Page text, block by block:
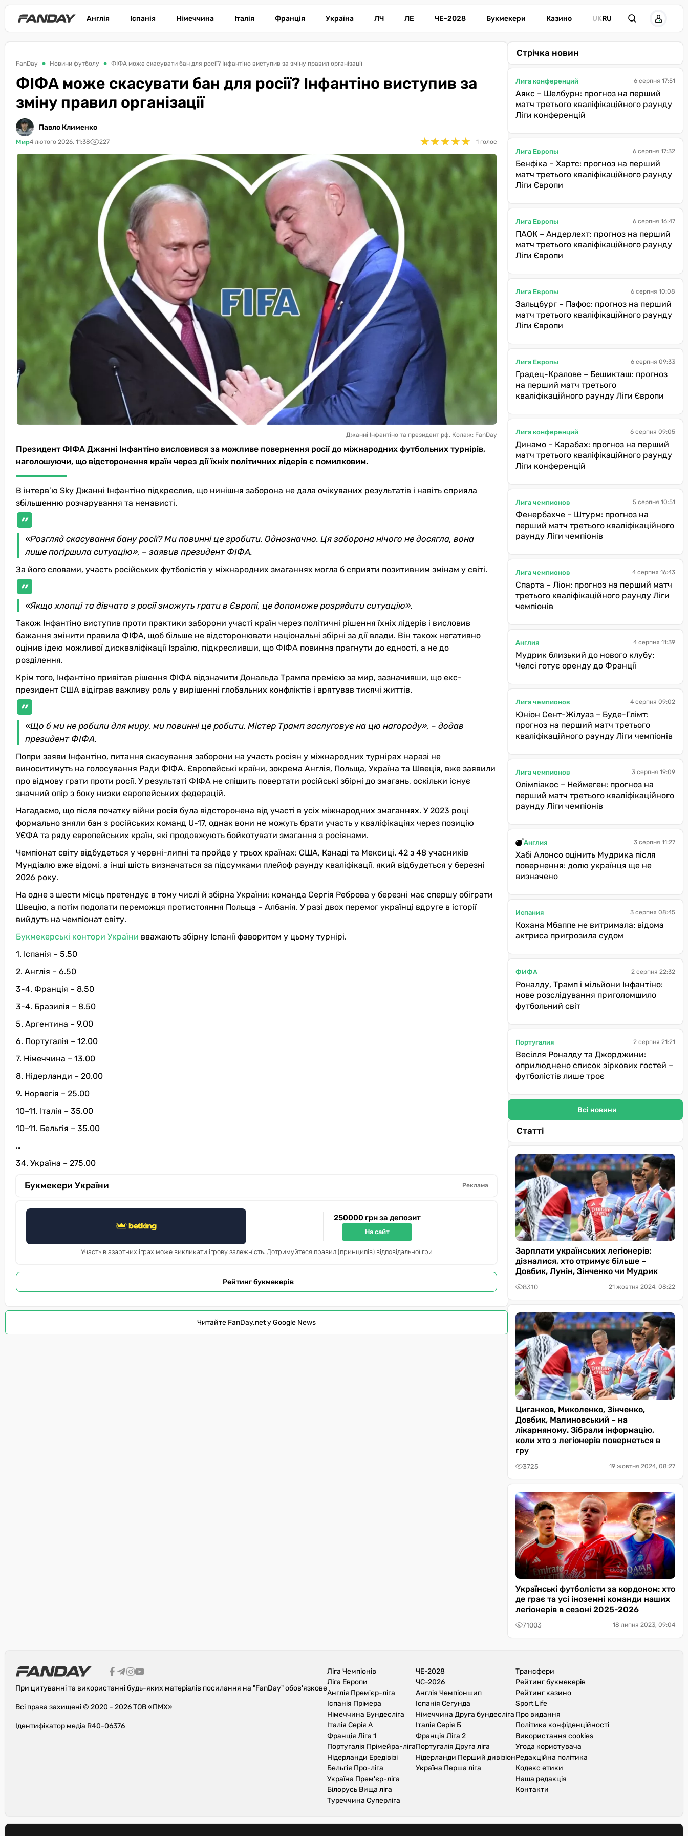
Англія Іспанія Німеччина Італія Франція Україна ЛЧ ЛЕ ЧЕ-2028 Букмекери Казино UKRU
FanDay Новини футболу ФІФА може скасувати бан для росії? Інфантіно виступив за зміну правил організації
ФІФА може скасувати бан для росії? Інфантіно виступив за
зміну правил організації
Павло Клименко
Мир4 лютого 2026, 11:38 227 ★★★★★
★★★★★ 1 голос
Джанні Інфантіно та президент рф. Колаж: FanDay
Президент ФІФА Джанні Інфантіно висловився за можливе повернення росії до міжнародних футбольних турнірів,
наголошуючи, що відсторонення країн через дії їхніх політичних лідерів є помилковим.
В інтерв’ю Sky Джанні Інфантіно підкреслив, що нинішня заборона не дала очікуваних результатів і навіть сприяла
збільшенню розчарування та ненависті.
«Розгляд скасування бану росії? Ми повинні це зробити. Однозначно. Ця заборона нічого не досягла, вона
лише погіршила ситуацію», – заявив президент ФІФА.
За його словами, участь російських футболістів у міжнародних змаганнях могла б сприяти позитивним змінам у світі.
«Якщо хлопці та дівчата з росії зможуть грати в Європі, це допоможе розрядити ситуацію».
Також Інфантіно виступив проти практики заборони участі країн через політичні рішення їхніх лідерів і висловив
бажання змінити правила ФІФА, щоб більше не відсторонювати національні збірні за дії влади. Він також негативно
оцінив ідею можливої дискваліфікації Ізраїлю, підкресливши, що ФІФА повинна прагнути до єдності, а не до
розділення.
Крім того, Інфантіно привітав рішення ФІФА відзначити Дональда Трампа премією за мир, зазначивши, що екс-
президент США відіграв важливу роль у вирішенні глобальних конфліктів і врятував тисячі життів.
«Що б ми не робили для миру, ми повинні це робити. Містер Трамп заслуговує на цю нагороду», – додав
президент ФІФА.
Попри заяви Інфантіно, питання скасування заборони на участь росіян у міжнародних турнірах наразі не
виноситимуть на голосування Ради ФІФА. Європейські країни, зокрема Англія, Польща, Україна та Швеція, вже заявили
про відмову грати проти росії. У результаті ФІФА не спішить повертати російські збірні до змагань, оскільки існує
значний опір з боку низки європейських федерацій.
Нагадаємо, що після початку війни росія була відсторонена від участі в усіх міжнародних змаганнях. У 2023 році
формально зняли бан з російських команд U-17, однак вони не можуть брати участь у кваліфікаціях через позицію
УЄФА та ряду європейських країн, які продовжують бойкотувати змагання з росіянами.
Чемпіонат світу відбудеться у червні-липні та пройде у трьох країнах: США, Канаді та Мексиці. 42 з 48 учасників
Мундіалю вже відомі, а інші шість визначаться за підсумками плейоф раунду кваліфікації, який відбудеться у березні
2026 року.
На одне з шести місць претендує в тому числі й збірна України: команда Сергія Реброва у березні має спершу обіграти
Швецію, а потім подолати переможця протистояння Польща – Албанія. У разі двох перемог українці вдруге в історії
вийдуть на чемпіонат світу.
Букмекерські контори України вважають збірну Іспанії фаворитом у цьому турнірі.
1. Іспанія – 5.50
2. Англія – 6.50
3-4. Франція – 8.50
3-4. Бразилія – 8.50
5. Аргентина – 9.00
6. Португалія – 12.00
7. Німеччина – 13.00
8. Нідерланди – 20.00
9. Норвегія – 25.00
10–11. Італія – 35.00
10–11. Бельгія – 35.00
…
34. Україна – 275.00
Букмекери України Реклама
250000 грн за депозит
На сайт
Участь в азартних іграх може викликати ігрову залежність. Дотримуйтеся правил (принципів) відповідальної гри
Рейтинг букмекерів
Читайте FanDay.net у Google News
Стрічка новин
Лига конференций 6 серпня 17:51
Аякс – Шелбурн: прогноз на перший
матч третього кваліфікаційного раунду
Ліги конференцій
Лига Европы 6 серпня 17:32
Бенфіка – Хартс: прогноз на перший
матч третього кваліфікаційного раунду
Ліги Європи
Лига Европы 6 серпня 16:47
ПАОК – Андерлехт: прогноз на перший
матч третього кваліфікаційного раунду
Ліги Європи
Лига Европы 6 серпня 10:08
Зальцбург – Пафос: прогноз на перший
матч третього кваліфікаційного раунду
Ліги Європи
Лига Европы 6 серпня 09:33
Градец-Кралове – Бешикташ: прогноз
на перший матч третього
кваліфікаційного раунду Ліги Європи
Лига конференций 6 серпня 09:05
Динамо – Карабах: прогноз на перший
матч третього кваліфікаційного раунду
Ліги конференцій
Лига чемпионов 5 серпня 10:51
Фенербахче – Штурм: прогноз на
перший матч третього кваліфікаційного
раунду Ліги чемпіонів
Лига чемпионов 4 серпня 16:43
Спарта – Ліон: прогноз на перший матч
третього кваліфікаційного раунду Ліги
чемпіонів
Англия 4 серпня 11:39
Мудрик близький до нового клубу:
Челсі готує оренду до Франції
Лига чемпионов 4 серпня 09:02
Юніон Сент-Жілуаз – Буде-Глімт:
прогноз на перший матч третього
кваліфікаційного раунду Ліги чемпіонів
Лига чемпионов 3 серпня 19:09
Олімпіакос – Неймеген: прогноз на
перший матч третього кваліфікаційного
раунду Ліги чемпіонів
Англия 3 серпня 11:27
Хабі Алонсо оцінить Мудрика після
повернення: долю українця ще не
визначено
Испания 3 серпня 08:45
Кохана Мбаппе не витримала: відома
актриса пригрозила судом
ФИФА 2 серпня 22:32
Роналду, Трамп і мільйони Інфантіно:
нове розслідування приголомшило
футбольний світ
Португалия 2 серпня 21:21
Весілля Роналду та Джорджини:
оприлюднено список зіркових гостей –
футболістів лише троє
Всі новини
Статті
Зарплати українських легіонерів:
дізналися, хто отримує більше –
Довбик, Лунін, Зінченко чи Мудрик
8310 21 жовтня 2024, 08:22
Циганков, Миколенко, Зінченко,
Довбик, Малиновський – на
лікарняному. Зібрали інформацію,
коли хто з легіонерів повернеться в
гру
3725 19 жовтня 2024, 08:27
Українські футболісти за кордоном: хто
де грає та усі іноземні команди наших
легіонерів в сезоні 2025-2026
71003 18 липня 2023, 09:04
При цитуванні та використанні будь-яких матеріалів посилання на "FanDay" обов'язкове
Всі права захищені © 2020 - 2026 ТОВ «ПМХ»
Ідентифікатор медіа R40-06376
Ліга Чемпіонів
Ліга Европи
Англія Прем'єр-ліга
Іспанія Прімера
Німеччина Бундесліга
Італія Серія А
Франція Ліга 1
Португалія Прімейра-ліга
Нідерланди Ередівізі
Бельгія Про-ліга
Україна Прем'єр-ліга
Білорусь Вища ліга
Туреччина Суперліга
ЧЕ-2028
ЧС-2026
Англія Чемпіоншип
Іспанія Сегунда
Німеччина Друга бундесліга
Італія Серія Б
Франція Ліга 2
Португалія Друга ліга
Нідерланди Перший дивізіон
Україна Перша ліга
Трансфери
Рейтинг букмекерів
Рейтинг казино
Sport Life
Про видання
Політика конфіденційності
Використання cookies
Угода користувача
Редакційна політика
Кодекс етики
Наша редакція
Контакти